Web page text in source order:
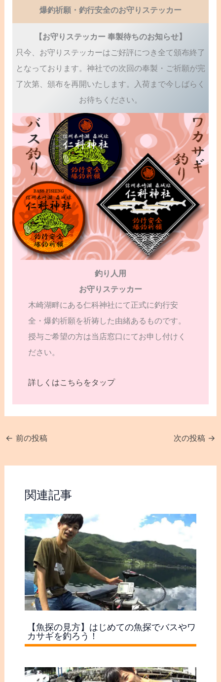
爆釣祈願・釣行安全のお守りステッカー
【お守りステッカー 奉製待ちのお知らせ】
只今、お守りステッカーはご好評につき全て頒布終了
となっております。神社での次回の奉製・ご祈願が完
了次第、頒布を再開いたします。入荷まで今しばらく
お待ちください。
釣り人用
お守りステッカー
木崎湖畔にある仁科神社にて正式に釣行安
全・爆釣祈願を祈祷した由緒あるものです。
授与ご希望の方は当店窓口にてお申し付けく
ださい。
詳しくはこちらをタップ
← 前の投稿 次の投稿 →
関連記事
【魚探の見方】はじめての魚探でバスやワ
カサギを釣ろう！